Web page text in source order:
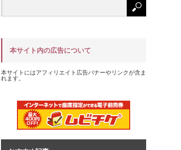
本サイト内の広告について
本サイトにはアフィリエイト広告バナーやリンクが含ま
れます。